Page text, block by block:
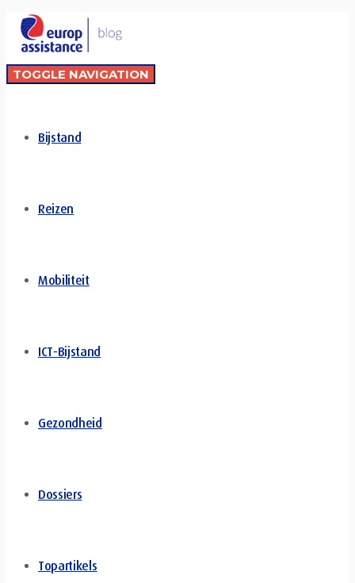
TOGGLE NAVIGATION
Bijstand
Reizen
Mobiliteit
ICT-Bijstand
Gezondheid
Dossiers
Topartikels